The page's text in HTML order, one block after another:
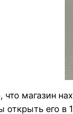
магазин
его в